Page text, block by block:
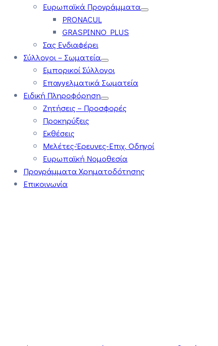
Ευρωπαϊκά Προγράμματα
PRONACUL
GRASPINNO PLUS
Σας Ενδιαφέρει
Σύλλογοι – Σωματεία
Εμπορικοί Σύλλογοι
Επαγγελματικά Σωματεία
Ειδική Πληροφόρηση
Ζητήσεις – Προσφορές
Προκηρύξεις
Εκθέσεις
Μελέτες-Έρευνες-Επιχ. Οδηγοί
Ευρωπαϊκή Νομοθεσία
Προγράμματα Χρηματοδότησης
Επικοινωνία